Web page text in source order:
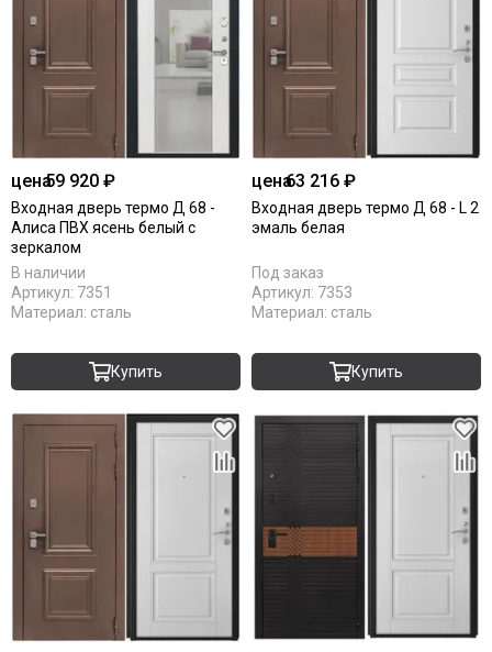
цена59 920 ₽
Входная дверь термо Д 68 -
Алиса ПВХ ясень белый с
зеркалом
В наличии
Артикул: 7351
Материал: сталь
Купить
цена63 216 ₽
Входная дверь термо Д 68 - L 2
эмаль белая
Под заказ
Артикул: 7353
Материал: сталь
Купить